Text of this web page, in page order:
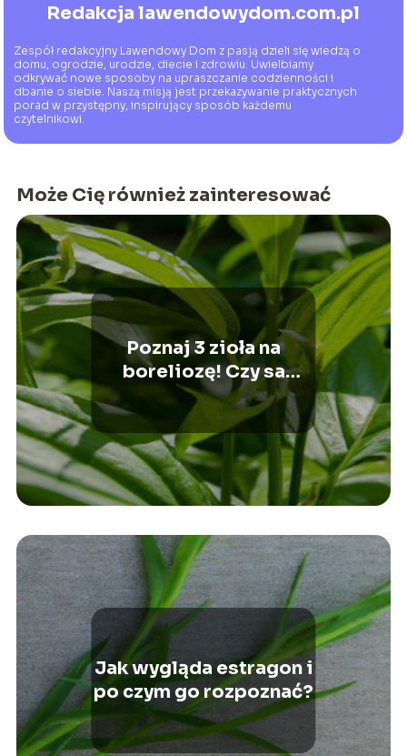
Redakcja lawendowydom.com.pl
Zespół redakcyjny Lawendowy Dom z pasją dzieli się wiedzą o
domu, ogrodzie, urodzie, diecie i zdrowiu. Uwielbiamy
odkrywać nowe sposoby na upraszczanie codzienności i
dbanie o siebie. Naszą misją jest przekazywanie praktycznych
porad w przystępny, inspirujący sposób każdemu
czytelnikowi.
Może Cię również zainteresować
Poznaj 3 zioła na
boreliozę! Czy sa
skuteczne?
Jak wygląda estragon i
po czym go rozpoznać?